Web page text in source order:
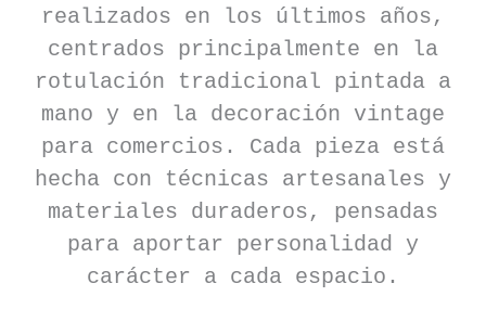
realizados en los últimos años,
centrados principalmente en la
rotulación tradicional pintada a
mano y en la decoración vintage
para comercios. Cada pieza está
hecha con técnicas artesanales y
materiales duraderos, pensadas
para aportar personalidad y
carácter a cada espacio.